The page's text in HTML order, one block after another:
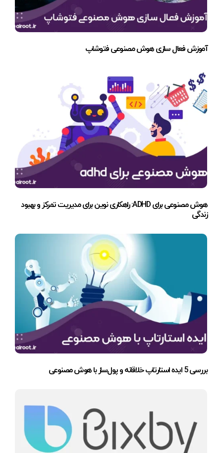
آموزش فعال سازی هوش مصنوعی فتوشاپ
هوش مصنوعی برای ADHD: راهکاری نوین برای مدیریت تمرکز و بهبود
زندگی
بررسی 5 ایده استارتاپ خلاقانه و پول‌ساز با هوش مصنوعی